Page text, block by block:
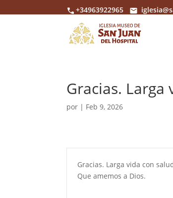
+34963922965
Gracias. Larga
por | Feb 9, 2026
Gracias. Larga vida con
Que amemos a Dios.